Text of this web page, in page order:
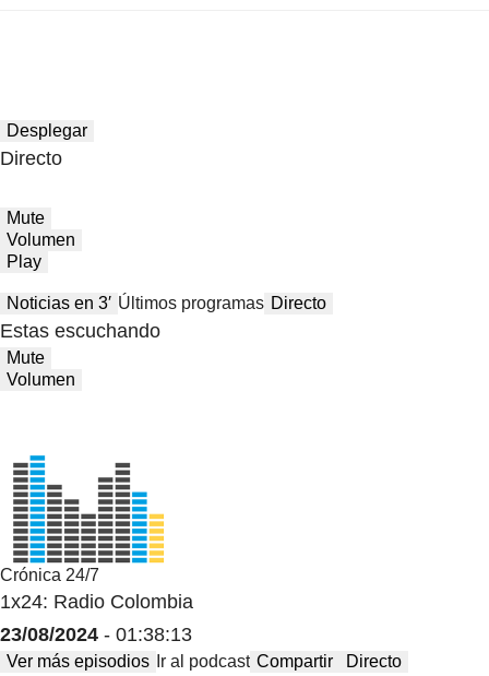
Desplegar
Directo
Mute
Volumen
Play
Noticias en 3′ Últimos programas Directo
Estas escuchando
Mute
Volumen
Crónica 24/7
1x24: Radio Colombia
23/08/2024 - 01:38:13
Ver más episodios Ir al podcast Compartir Directo